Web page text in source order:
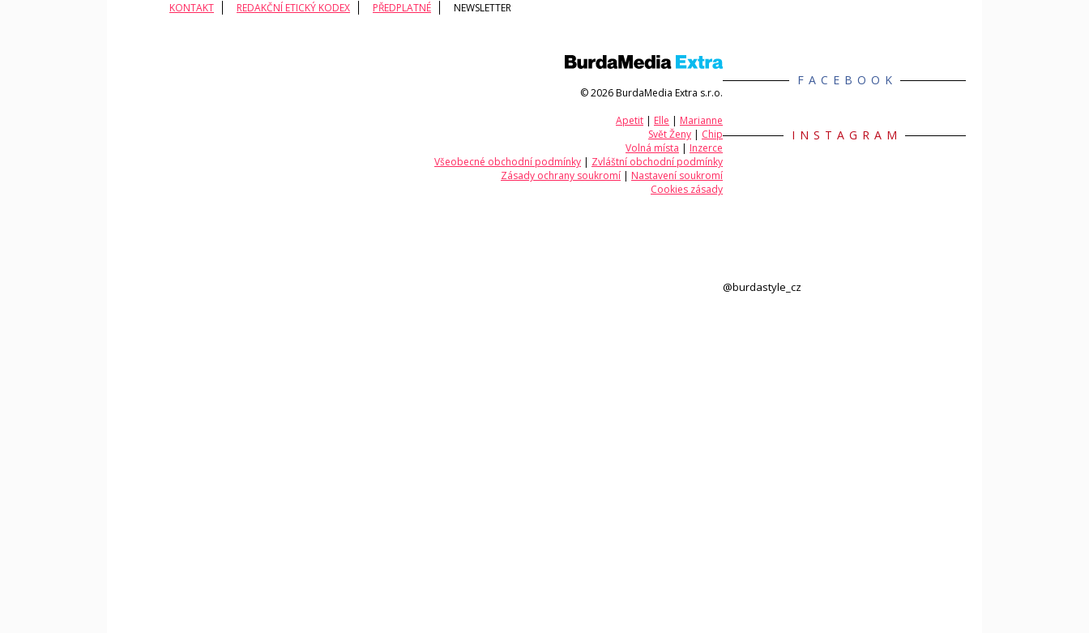
FACEBOOK
INSTAGRAM
@burdastyle_cz
KONTAKT REDAKČNÍ ETICKÝ KODEX PŘEDPLATNÉ NEWSLETTER
© 2026 BurdaMedia Extra s.r.o.
Apetit | Elle | Marianne
Svět Ženy | Chip
Volná místa | Inzerce
Všeobecné obchodní podmínky | Zvláštní obchodní podmínky
Zásady ochrany soukromí | Nastavení soukromí
Cookies zásady